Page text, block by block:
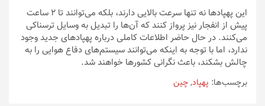
این پهپادها نه تنها سرعت بالایی دارند، بلکه می‌توانند تا ۲ ساعت
پیش از انفجار نیز پرواز کنند که آن‌ها را تبدیل به وسایل ترسناکی
می‌کنند. در حال حاضر اطلاعات کاملی درباره پهپادهای جدید وجود
ندارد، اما با توجه به اینکه می‌توانند سیستم‌های دفاع هوایی را به
چالش بشکند، باعث نگرانی کشورها خواهند شد.
برچسب‌ها: پهپاد,چین